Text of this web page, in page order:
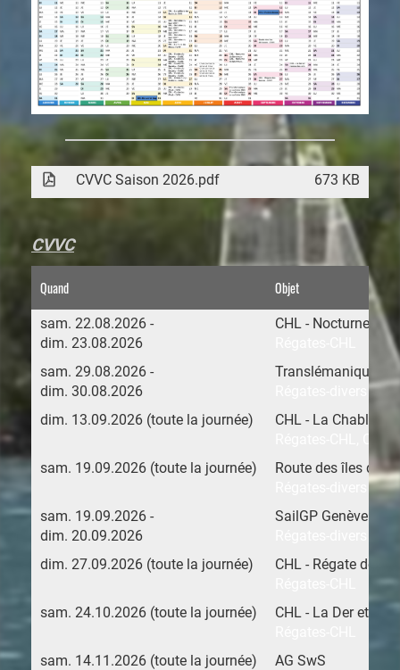
CVVC Saison 2026.pdf 673 KB
CVVC
Quand Objet
sam. 22.08.2026 -
dim. 23.08.2026
CHL - Nocturne de
sam. 29.08.2026 -
dim. 30.08.2026
Translémanique en
dim. 13.09.2026 (toute la journée)
CHL - La
Régates-CHL,
sam. 19.09.2026 (toute la journée)
Route des îles
sam. 19.09.2026 -
dim. 20.09.2026
SailGP Genève
dim. 27.09.2026 (toute la journée)
CHL - Régate des
sam. 24.10.2026 (toute la journée)
CHL - La Der et
sam. 14.11.2026 (toute la journée)
AG SwS